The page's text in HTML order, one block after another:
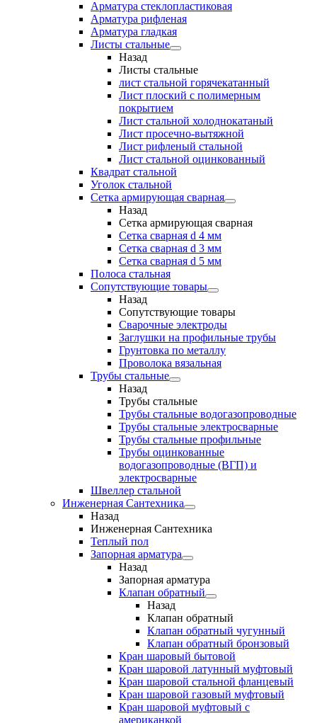
Арматура стеклопластиковая
Арматура рифленая
Арматура гладкая
Листы стальные
Назад
Листы стальные
лист стальной горячекатанный
Лист плоский с полимерным
покрытием
Лист стальной холоднокатаный
Лист просечно-вытяжной
Лист рифленый стальной
Лист стальной оцинкованный
Квадрат стальной
Уголок стальной
Сетка армирующая сварная
Назад
Сетка армирующая сварная
Сетка сварная d 4 мм
Сетка сварная d 3 мм
Сетка сварная d 5 мм
Полоса стальная
Сопутствующие товары
Назад
Сопутствующие товары
Сварочные электроды
Заглушки на профильные трубы
Грунтовка по металлу
Проволока вязальная
Трубы стальные
Назад
Трубы стальные
Трубы стальные водогазопроводные
Трубы стальные электросварные
Трубы стальные профильные
Трубы оцинкованные
водогазопроводные (ВГП) и
электросварные
Швеллер стальной
Инженерная Сантехника
Назад
Инженерная Сантехника
Теплый пол
Запорная арматура
Назад
Запорная арматура
Клапан обратный
Назад
Клапан обратный
Клапан обратный чугунный
Клапан обратный бронзовый
Кран шаровый бытовой
Кран шаровой латунный муфтовый
Кран шаровой стальной фланцевый
Кран шаровой газовый муфтовый
Кран шаровой муфтовый с
американкой